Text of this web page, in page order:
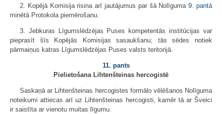
2. Kopējā Komisija risina arī jautājumus par šā Nolīguma9. pantā
minētā Protokola piemērošanu.
3. Jebkuras Līgumslēdzējas Puses kompetentās institūcijas var
pieprasīt šīs Kopējās Komisijas sasaukšanu; tās sēdes notiek
pārmaiņus katras Līgumslēdzējas Puses valsts teritorijā.
11. pants
Pielietošana Lihtenšteinas hercogistē
Saskaņā ar Lihtenšteinas hercogistes formālo vēlēšanos Nolīguma
noteikumi attiecas arī uz Lihtenšteinas hercogisti, kamēr tā ar Šveici
ir saistīta ar vienotu muitas līgumu.